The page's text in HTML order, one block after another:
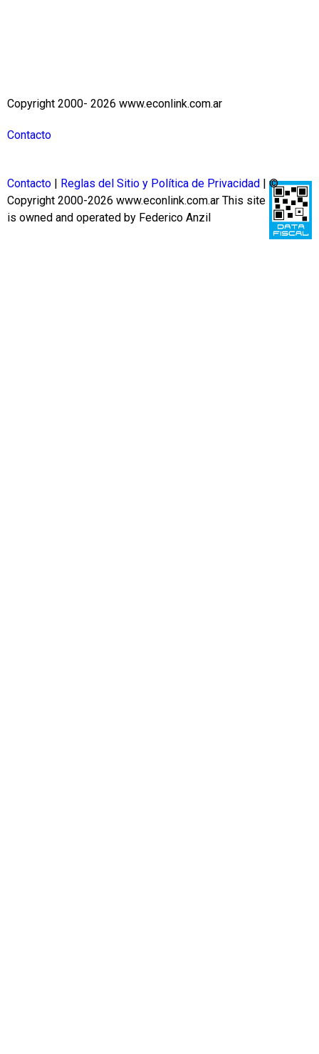
Copyright 2000- 2026 www.econlink.com.ar
Contacto
Contacto Reglas del Sitio y Política de Privacidad
| ©
Copyright 2000-2026 www.econlink.com.ar This site
is owned and operated by Federico Anzil